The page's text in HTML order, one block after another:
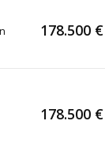
178.500 €
178.500 €